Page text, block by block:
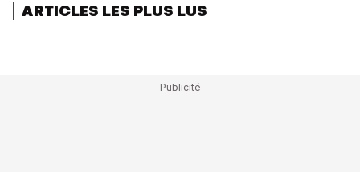
ARTICLES LES PLUS LUS